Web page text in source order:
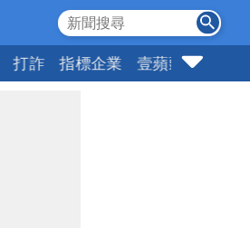
打詐 指標企業 壹蘋頭家